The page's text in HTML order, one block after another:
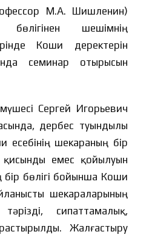
М.А. Шишленин)
шешімнің
Коши деректерін
семинар отырысын
Сергей Игорьевич
дербес туындылы
есебінің шекараның бір
қисынды емес қойылуын
бөлігі бойынша Коши
шекараларының
сипаттамалық,
Жалғастыру